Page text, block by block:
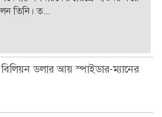
তিনি। ত...
ডলার আয় স্পাইডার-ম্যানের